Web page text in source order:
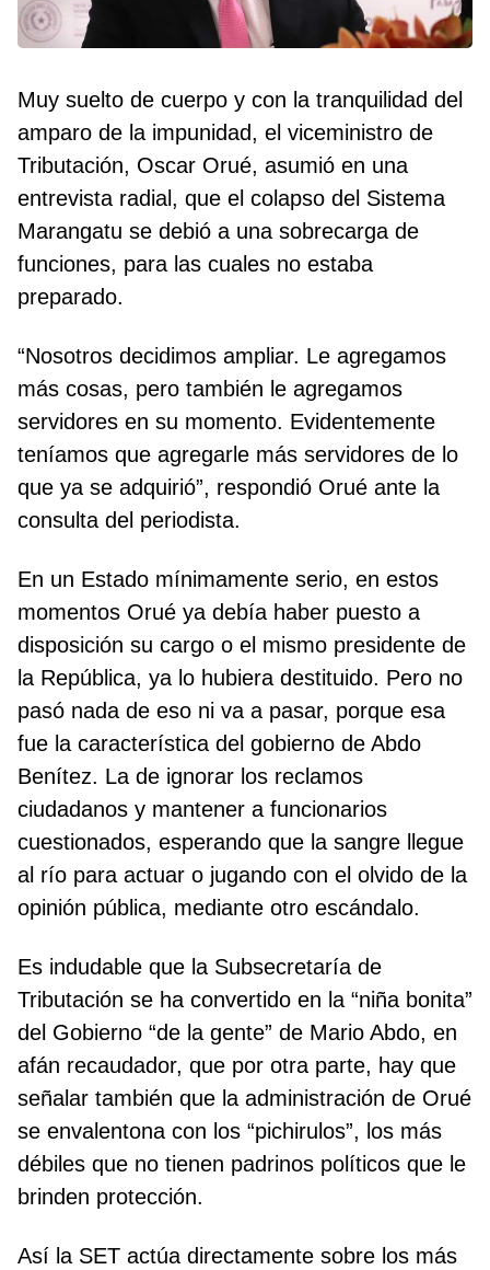
Muy suelto de cuerpo y con la tranquilidad del
amparo de la impunidad, el viceministro de
Tributación, Oscar Orué, asumió en una
entrevista radial, que el colapso del Sistema
Marangatu se debió a una sobrecarga de
funciones, para las cuales no estaba
preparado.
“Nosotros decidimos ampliar. Le agregamos
más cosas, pero también le agregamos
servidores en su momento. Evidentemente
teníamos que agregarle más servidores de lo
que ya se adquirió”, respondió Orué ante la
consulta del periodista.
En un Estado mínimamente serio, en estos
momentos Orué ya debía haber puesto a
disposición su cargo o el mismo presidente de
la República, ya lo hubiera destituido. Pero no
pasó nada de eso ni va a pasar, porque esa
fue la característica del gobierno de Abdo
Benítez. La de ignorar los reclamos
ciudadanos y mantener a funcionarios
cuestionados, esperando que la sangre llegue
al río para actuar o jugando con el olvido de la
opinión pública, mediante otro escándalo.
Es indudable que la Subsecretaría de
Tributación se ha convertido en la “niña bonita”
del Gobierno “de la gente” de Mario Abdo, en
afán recaudador, que por otra parte, hay que
señalar también que la administración de Orué
se envalentona con los “pichirulos”, los más
débiles que no tienen padrinos políticos que le
brinden protección.
Así la SET actúa directamente sobre los más